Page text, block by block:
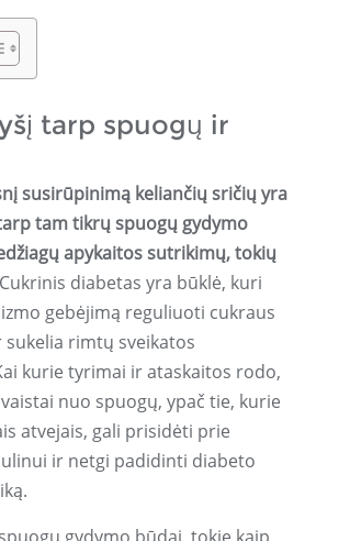
tarp spuogų ir
susirūpinimą keliančių sričių yra
tam tikrų spuogų gydymo
apykaitos sutrikimų, tokių
Cukrinis diabetas yra būklė, kuri
gebėjimą reguliuoti cukraus
sukelia rimtų sveikatos
kurie tyrimai ir ataskaitos rodo,
nuo spuogų, ypač tie, kurie
atvejais, gali prisidėti prie
ir netgi padidinti diabeto